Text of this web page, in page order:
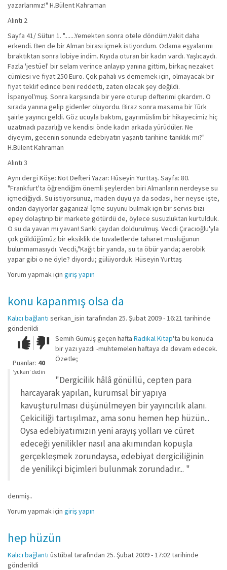
yazarlarımız!" H.Bülent Kahraman
Alıntı 2
Sayfa 41/ Sütun 1. ".......Yemekten sonra otele döndüm.Vakit daha
erkendi. Ben de bir Alman birası içmek istiyordum. Odama eşyalarımı
bıraktıktan sonra lobiye indim. Kıyıda oturan bir kadın vardı. Yaşlıcaydı.
Fazla 'jestüel' bir selam verince anlayıp yanına gittim, birkaç nezaket
cümlesi ve fiyat:250 Euro. Çok pahalı vs dememek için, olmayacak bir
fiyat teklif edince beni reddetti, zaten olacak şey değildi.
İspanyol'muş. Sonra karşısında bir yere oturup defterimi çıkardım. O
sırada yanına gelip gidenler oluyordu. Biraz sonra masama bir Türk
şairle yayıncı geldi. Göz ucuyla baktım, gayrımüslim bir hikayecimiz hiç
uzatmadı pazarlığı ve kendisi önde kadın arkada yürüdüler. Ne
diyeyim, gecenin sonunda edebiyatın yaşantı tarihine tanıklık mı?"
H.Bülent Kahraman
Alıntı 3
Aynı dergi Köşe: Not Defteri Yazar: Hüseyin Yurttaş. Sayfa: 80.
"Frankfurt'ta öğrendiğim önemli şeylerden biri Almanların nerdeyse su
içmediğiydi. Su istiyorsunuz, maden duyu ya da sodası, her neyse işte,
ondan dayıyorlar gaganıza! İçme suyunu bulmak için bir servis bizi
epey dolaştırıp bir markete götürdü de, öylece susuzluktan kurtulduk.
O su da yavan mı yavan! Sanki çaydan doldurulmuş. Vecdi Çıracıoğlu'yla
çok güldüğümüz bir eksiklik de tuvaletlerde taharet musluğunun
bulunmamasıydı. Vecdi,"Kağıt bir yanda, su ta öbür yanda; aerobik
yapar gibi o ne öyle? diyordu; gülüyorduk. Hüseyin Yurttaş
Yorum yapmak için giriş yapın
konu kapanmış olsa da
Kalıcı bağlantı serkan_isin tarafından 25. Şubat 2009 - 16:21 tarihinde
gönderildi
Çok iyi!O
kadar
iyi
değil!
Puanlar: 40
‘yukarı’ dedin
Semih Gümüş geçen hafta Radikal Kitap'ta bu konuda
bir yazı yazdı -muhtemelen haftaya da devam edecek.
Özetle;
"Dergicilik hâlâ gönüllü, cepten para
harcayarak yapılan, kurumsal bir yapıya
kavuşturulması düşünülmeyen bir yayıncılık alanı.
Çekiciliği tartışılmaz, ama sonu hemen hep hüzün...
Oysa edebiyatımızın yeni arayış yolları ve cüret
edeceği yenilikler nasıl ana akımından kopuşla
gerçekleşmek zorundaysa, edebiyat dergiciliğinin
de yenilikçi biçimleri bulunmak zorundadır... "
denmiş..
Yorum yapmak için giriş yapın
hep hüzün
Kalıcı bağlantı üstübaltarafından 25. Şubat 2009 - 17:02 tarihinde
gönderildi